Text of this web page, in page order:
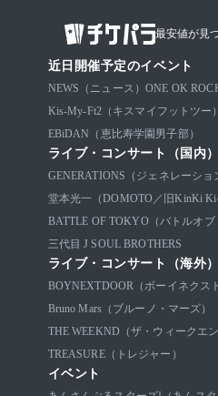
最安値が見
近日開催予定のイベント
NEWS（ニュース） ONE OK
Kis-My-Ft2（キスマイフットツー）
EBiDAN（恵比寿学園男子部）
ライブ・コンサート（国内）
GENERATIONS（ジェネレーショ
堂本光一（DOMOTO／旧KinKi
BATTLE OF TOKYO（バトルオブ
三代目 J SOUL BROTHERS
ライブ・コンサート（海外）
BOYNEXTDOOR（ボーイネクス
Bruno Mars（ブルーノ・マーズ）
THE WEEKND（ザ・ウィークエン
TREASURE（トレジャー）
イベント